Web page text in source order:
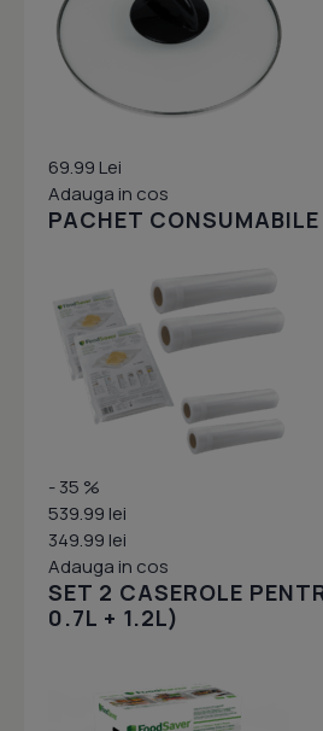
69.99 Lei
Adauga in cos
PACHET
- 35 %
539.99 lei
349.99 lei
Adauga in cos
SET 2 CASEROLE
0.7L + 1.2L)